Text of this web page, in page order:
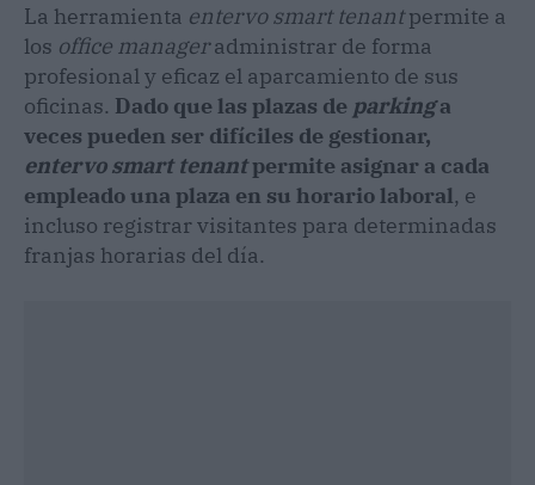
La herramienta entervo smart tenantpermite a
los office manageradministrar de forma
profesional y eficaz el aparcamiento de sus
oficinas. Dado que las plazas de parkinga
veces pueden ser difíciles de gestionar,
entervo smart tenantpermite asignar a cada
empleado una plaza en su horario laboral, e
incluso registrar visitantes para determinadas
franjas horarias del día.